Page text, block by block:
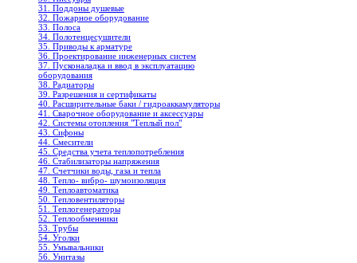
31. Поддоны душевые
32. Пожарное оборудование
33. Полоса
34. Полотенцесушители
35. Приводы к арматуре
36. Проектирование инженерных систем
37. Пусконаладка и ввод в эксплуатацию
оборудования
38. Радиаторы
39. Разрешения и сертификаты
40. Расширительные баки / гидроаккамуляторы
41. Сварочное оборудование и аксессуары
42. Системы отопления "Теплый пол"
43. Сифоны
44. Смесители
45. Средства учета теплопотребления
46. Стабилизаторы напряжения
47. Счетчики воды, газа и тепла
48. Тепло- вибро- шумоизоляция
49. Теплоавтоматика
50. Тепловентиляторы
51. Теплогенераторы
52. Теплообменники
53. Трубы
54. Уголки
55. Умывальники
56. Унитазы